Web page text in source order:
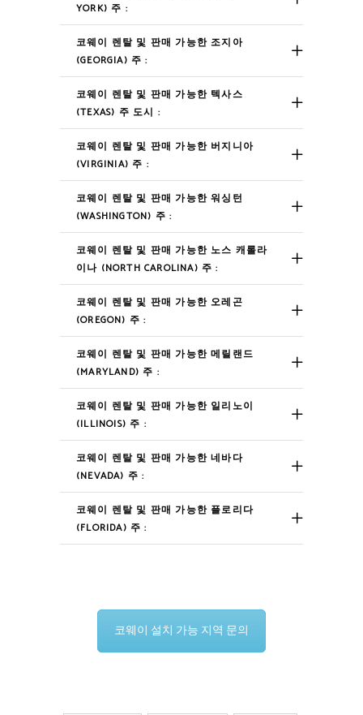
YORK) 주 :
코웨이 렌탈 및 판매 가능한 조지아
(GEORGIA) 주 :
코웨이 렌탈 및 판매 가능한 텍사스
(TEXAS) 주 도시 :
코웨이 렌탈 및 판매 가능한 버지니아
(VIRGINIA) 주 :
코웨이 렌탈 및 판매 가능한 워싱턴
(WASHINGTON) 주 :
코웨이 렌탈 및 판매 가능한 노스 캐롤라
이나 (NORTH CAROLINA) 주 :
코웨이 렌탈 및 판매 가능한 오레곤
(OREGON) 주 :
코웨이 렌탈 및 판매 가능한 메릴랜드
(MARYLAND) 주 :
코웨이 렌탈 및 판매 가능한 일리노이
(ILLINOIS) 주 :
코웨이 렌탈 및 판매 가능한 네바다
(NEVADA) 주 :
코웨이 렌탈 및 판매 가능한 플로리다
(FLORIDA) 주 :
코웨이 설치 가능 지역 문의